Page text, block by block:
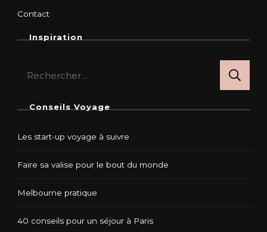
Contact
Inspiration
Conseils Voyage
Les start-up voyage à suivre
Faire sa valise pour le bout du monde
Melbourne pratique
40 conseils pour un séjour à Paris